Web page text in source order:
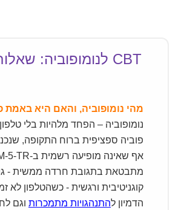
CBT לנומופוביה: שאלות נפוצות
מהי נומופוביה, והאם היא באמת
נומופוביה – הפחד מלהיות בלי
פוביה ספציפית ברוח התקופה,
מתבטאת בתגובת חרדה ממשית -
קוגניטיבית ורגשית - כשהטלפון לא
הדמיון להתנהגויות מתמכרות וגם